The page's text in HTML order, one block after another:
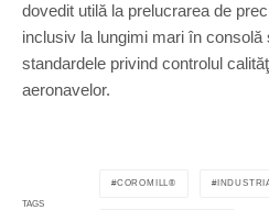
dovedit utilă la prelucrarea de
inclusiv la lungimi mari în
standardele privind controlul
aeronavelor.
TAGS
COROMILL®